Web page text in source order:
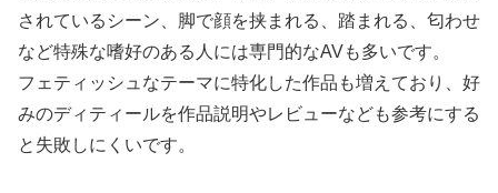
されているシーン、脚で顔を挟まれる、踏まれる、匂わせ
など特殊な嗜好のある人には専門的なAVも多いです。
フェティッシュなテーマに特化した作品も増えており、好
みのディティールを作品説明やレビューなども参考にする
と失敗しにくいです。